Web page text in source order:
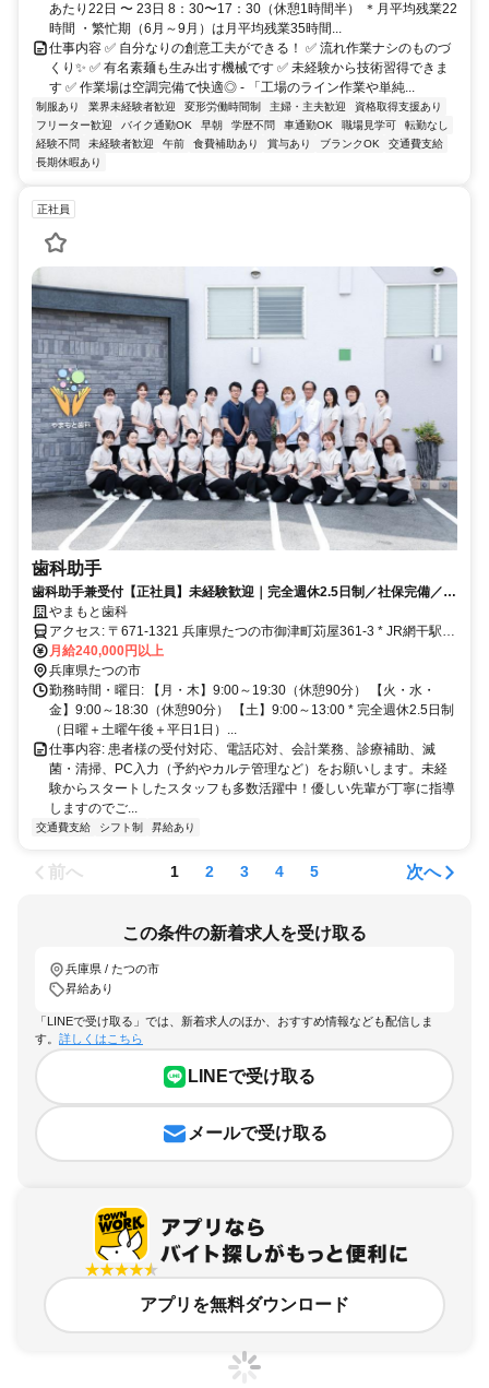
あたり22日 〜 23日 8：30〜17：30（休憩1時間半） ＊月平均残業22
時間 ・繁忙期（6月～9月）は月平均残業35時間...
仕事内容 ✅ 自分なりの創意工夫ができる！ ✅ 流れ作業ナシのものづ
くり✨ ✅ 有名素麺も生み出す機械です ✅ 未経験から技術習得できま
す ✅ 作業場は空調完備で快適◎ - 「工場のライン作業や単純...
制服あり 業界未経験者歓迎 変形労働時間制 主婦・主夫歓迎
資格取得支援あり
フリーター歓迎
バイク通勤OK 早朝 学歴不問 車通勤OK 職場見学可
転勤なし
経験不問
未経験者歓迎 午前 食費補助あり 賞与あり ブランクOK
交通費支給
長期休暇あり
正社員
歯科助手
歯科助手兼受付【正社員】未経験歓迎｜完全週休2.5日制／社保完備／家
賃・引っ越し補助あり
やまもと歯科
アクセス: 〒671-1321 兵庫県たつの市御津町苅屋361-3 * JR網干駅／
JR竜野駅から車で10分 * 山陽網干駅から車で5分 * 駐車場40台完備 *
月給240,000円以上
兵庫県たつの市
勤務時間・曜日: 【月・木】9:00～19:30（休憩90分） 【火・水・
金】9:00～18:30（休憩90分） 【土】9:00～13:00 * 完全週休2.5日制
（日曜＋土曜午後＋平日1日）...
仕事内容: 患者様の受付対応、電話応対、会計業務、診療補助、滅
菌・清掃、PC入力（予約やカルテ管理など）をお願いします。未経
験からスタートしたスタッフも多数活躍中！優しい先輩が丁寧に指導
しますのでご...
交通費支給 シフト制 昇給あり
前へ 1 2 3 4 5 次へ
この条件の新着求人を受け取る
兵庫県 / たつの市
昇給あり
「LINEで受け取る」では、新着求人のほか、おすすめ情報なども配信しま
す。 詳しくはこちら
LINEで受け取る
メールで受け取る
アプリを無料ダウンロード